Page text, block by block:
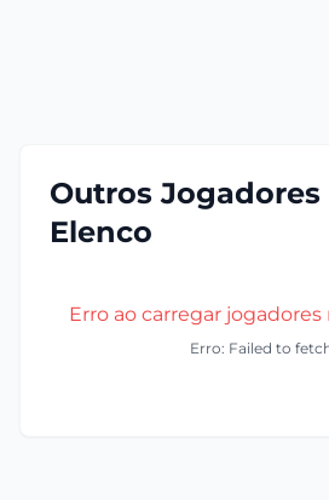
Outros Jogadores
Elenco
Erro ao carregar jogadores
Erro: Failed to